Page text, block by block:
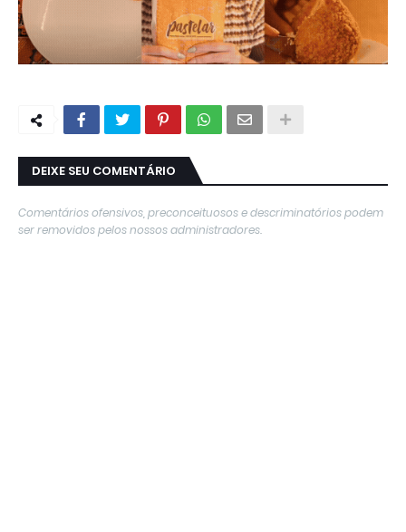
DEIXE SEU COMENTÁRIO
Comentários ofensivos, preconceituosos e descriminatórios podem
ser removidos pelos nossos administradores.